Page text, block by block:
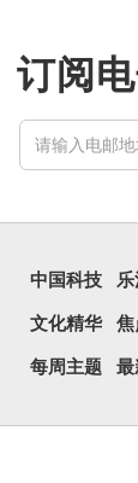
订阅
中国科技 乐
文化精华 焦
每周主题 最